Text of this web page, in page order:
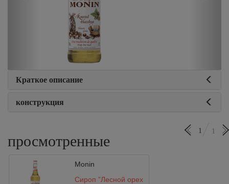
Краткое описание
конструкция
просмотренные
1 1
Monin
Сироп ”Лесной орех